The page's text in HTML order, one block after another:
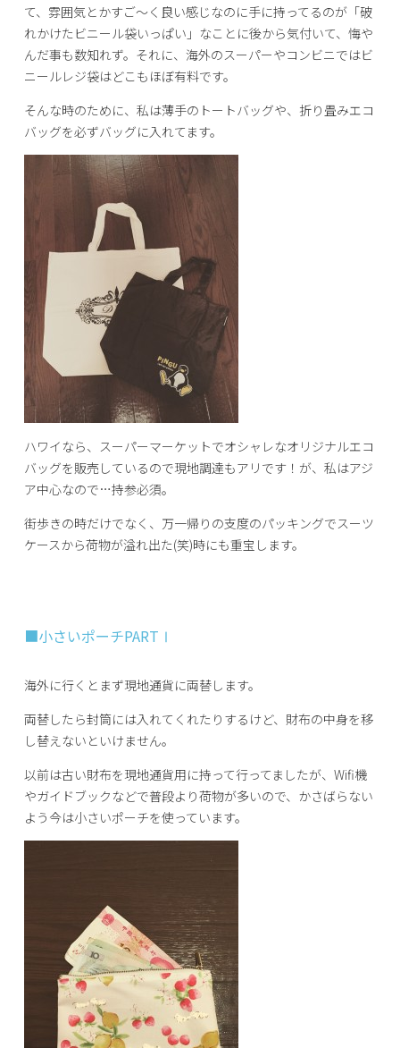
て、雰囲気とかすご～く良い感じなのに手に持ってるのが「破
れかけたビニール袋いっぱい」なことに後から気付いて、悔や
んだ事も数知れず。それに、海外のスーパーやコンビニではビ
ニールレジ袋はどこもほぼ有料です。
そんな時のために、私は薄手のトートバッグや、折り畳みエコ
バッグを必ずバッグに入れてます。
ハワイなら、スーパーマーケットでオシャレなオリジナルエコ
バッグを販売しているので現地調達もアリです！が、私はアジ
ア中心なので…持参必須。
街歩きの時だけでなく、万一帰りの支度のパッキングでスーツ
ケースから荷物が溢れ出た(笑)時にも重宝します。
■小さいポーチPARTⅠ
海外に行くとまず現地通貨に両替します。
両替したら封筒には入れてくれたりするけど、財布の中身を移
し替えないといけません。
以前は古い財布を現地通貨用に持って行ってましたが、Wifi機
やガイドブックなどで普段より荷物が多いので、かさばらない
よう今は小さいポーチを使っています。